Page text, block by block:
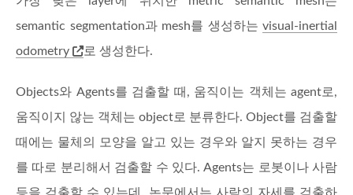
semantic segmentation과 mesh를 생성하는 visual-inertial
odometry
로 생성한다.
Objects와 Agents를 검출할 때, 움직이는 객체는 agent로,
움직이지 않는 객체는 object로 분류한다. Object를 검출할
때에는 물체의 모양을 알고 있는 경우와 알지 못하는 경우
를 따로 분리해서 검출할 수 있다. Agents는 로봇이나 사람